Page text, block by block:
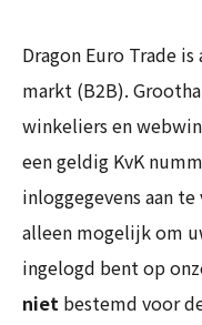
Dragon Euro Trade
markt (B2B).
winkeliers en
een geldig KvK
inloggegevens aan
alleen mogelijk om
ingelogd bent op
niet bestemd voor